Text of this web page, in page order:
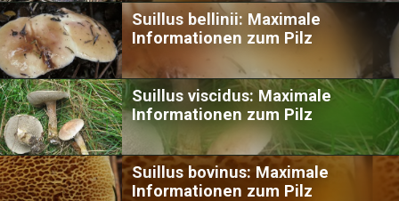
Suillus bellinii: Maximale
Informationen zum Pilz
Suillus viscidus: Maximale
Informationen zum Pilz
Suillus bovinus: Maximale
Informationen zum Pilz